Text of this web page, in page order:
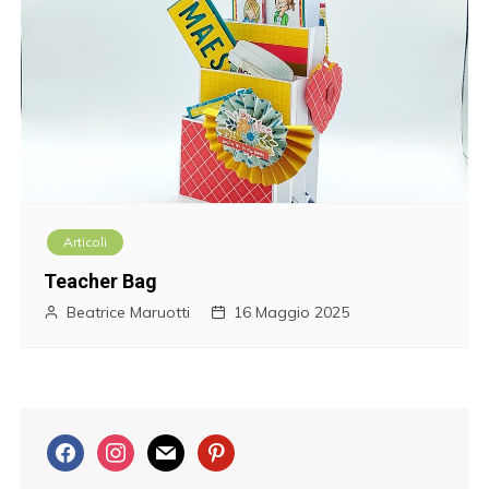
Articoli
Teacher Bag
Beatrice Maruotti 16 Maggio 2025
f
a
i
n
m
a
p